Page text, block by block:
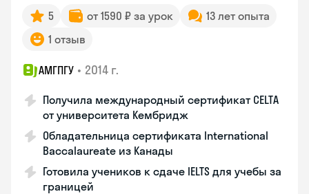
5 от 1590 ₽ за урок
13 лет опыта
1 отзыв
АМГПГУ • 2014 г.
Получила международный сертификат CELTA
от университета Кембридж
Обладательница сертификата International
Baccalaureate из Канады
Готовила учеников к сдаче IELTS для учебы за
границей